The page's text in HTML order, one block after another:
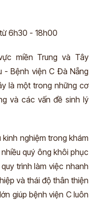
6h30 - 18h00
miền Trung và Tây
- Bệnh viện C Đà Nẵng
là một trong những cơ
và các vấn đề sinh lý
nghiệm trong khám
quý ông khôi phục
trình làm việc nhanh
và thái độ thân thiện
giúp bệnh viện C luôn